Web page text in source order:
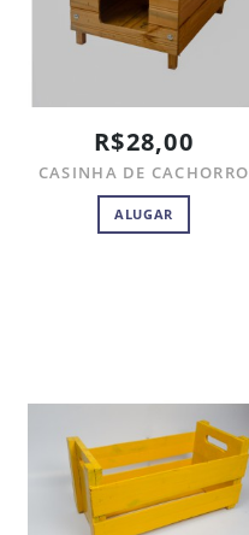
R$28,00
CASINHA DE CACHORRO
ALUGAR